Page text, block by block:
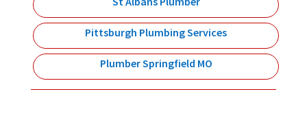
Pittsburgh Plumbing Services
Plumber Springfield MO